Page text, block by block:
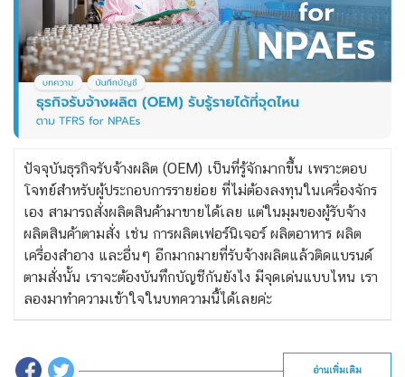
ปัจจุบันธุรกิจรับจ้างผลิต (OEM) เป็นที่รู้จักมากขึ้น เพราะตอบ
โจทย์สำหรับผู้ประกอบการรายย่อย ที่ไม่ต้องลงทุนในเครื่องจักร
เอง สามารถสั่งผลิตสินค้ามาขายได้เลย แต่ในมุมของผู้รับจ้าง
ผลิตสินค้าตามสั่ง เช่น การผลิตเฟอร์นิเจอร์ ผลิตอาหาร ผลิต
เครื่องสำอาง และอื่นๆ อีกมากมายที่รับจ้างผลิตแล้วติดแบรนด์
ตามสั่งนั้น เราจะต้องบันทึกบัญชีกันยังไง มีจุดเด่นแบบไหน เรา
ลองมาทำความเข้าใจในบทความนี้ได้เลยค่ะ
อ่านเพิ่มเติม